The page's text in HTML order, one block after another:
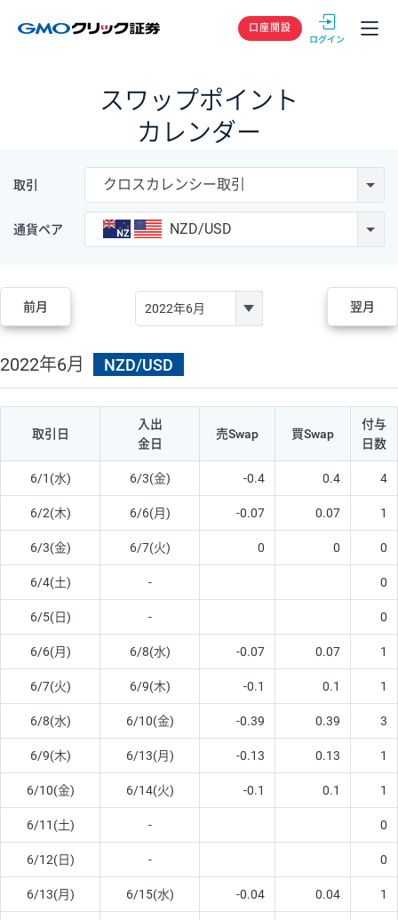
GMOクリック
口座開設
スワップポイント
カレンダー
取引 クロスカレンシー取引
通貨ペア NZD/USD
前月 翌月
2022年6月 NZD/USD
取引日
入出
金日
売Swap 買Swap
付与
日数
6/1(水) 6/3(金) -0.4 0.4 4
6/2(木) 6/6(月) -0.07 0.07 1
6/3(金) 6/7(火) 0 0 0
6/4(土) - 0
6/5(日) - 0
6/6(月) 6/8(水) -0.07 0.07 1
6/7(火) 6/9(木) -0.1 0.1 1
6/8(水) 6/10(金) -0.39 0.39 3
6/9(木) 6/13(月) -0.13 0.13 1
6/10(金) 6/14(火) -0.1 0.1 1
6/11(土) - 0
6/12(日) - 0
6/13(月) 6/15(水) -0.04 0.04 1